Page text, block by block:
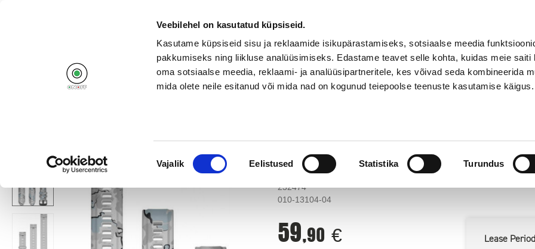
Veebilehel on kasutatud küpsiseid.
Kasutame küpsiseid sisu ja reklaamide isikupärastamiseks, sotsiaalse meedia
pakkumiseks ning liikluse analüüsimiseks. Edastame teavet selle kohta, kuidas meie saiti
oma sotsiaalse meedia, reklaami- ja analüüsipartneritele, kes võivad seda kombineerida
mida olete neile esitanud või mida nad on kogunud teiepoolse teenuste kasutamise käigus.
Nõusoleku
valik
Vajalik Eelistused Statistika Turundus
Garmin kellarihm Instinct 2S, camo
232474
010-13104-04
59,90 € Lease Period